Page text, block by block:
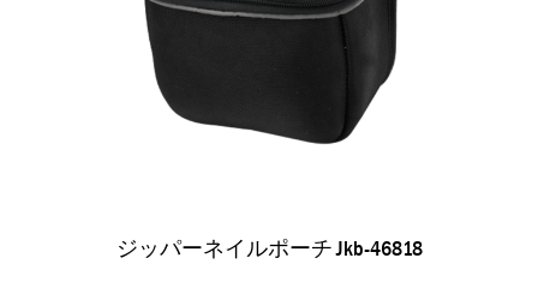
ジッパーネイルポーチ Jkb-46818